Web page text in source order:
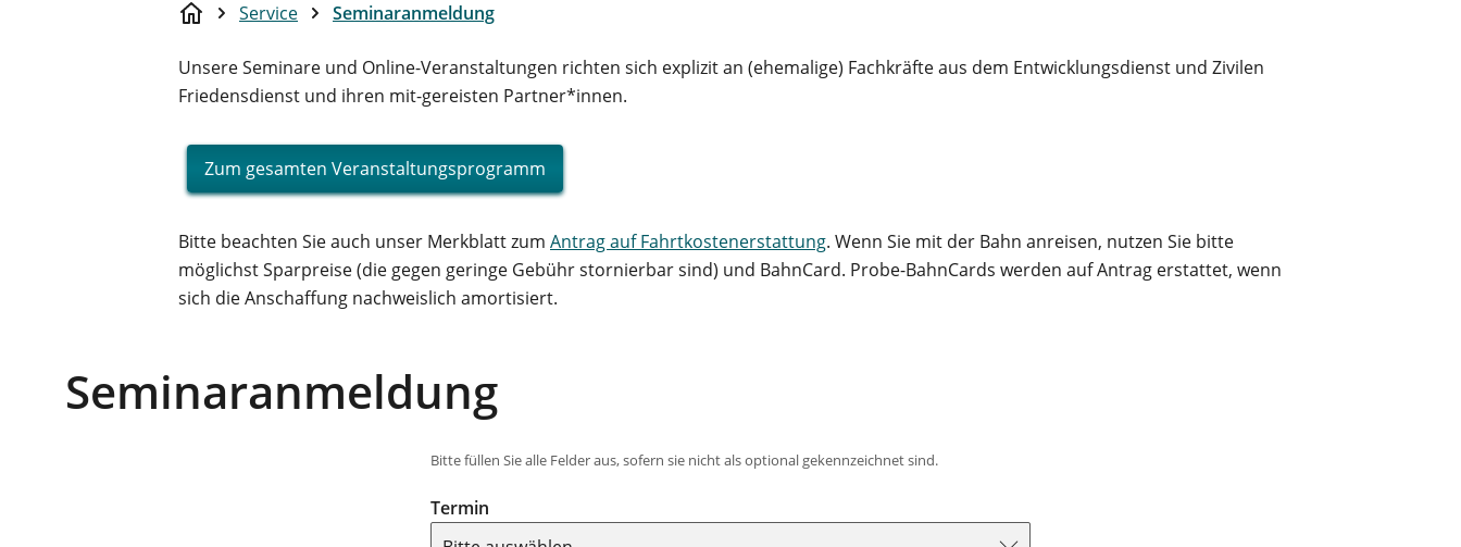
Service Seminaranmeldung
Unsere Seminare und Online-Veranstaltungen richten sich explizit an (ehemalige) Fachkräfte aus dem Entwicklungsdienst und Zivilen
Friedensdienst und ihren mit-gereisten Partner*innen.
Zum gesamten Veranstaltungsprogramm
Bitte beachten Sie auch unser Merkblatt zum Antrag auf Fahrtkostenerstattung. Wenn Sie mit der Bahn anreisen, nutzen Sie bitte
möglichst Sparpreise (die gegen geringe Gebühr stornierbar sind) und BahnCard. Probe-BahnCards werden auf Antrag erstattet, wenn
sich die Anschaffung nachweislich amortisiert.
Seminaranmeldung
Bitte füllen Sie alle Felder aus, sofern sie nicht als optional gekennzeichnet sind.
Termin